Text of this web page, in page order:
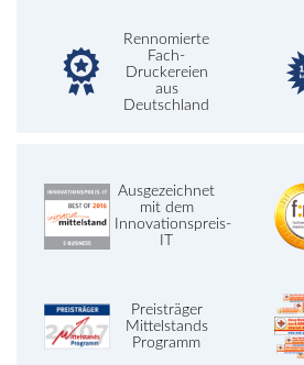
Rennomierte
Fach-
Druckereien
aus
Deutschland
Ausgezeichnet
mit dem
Innovationspreis-
IT
Preisträger
Mittelstands
Programm